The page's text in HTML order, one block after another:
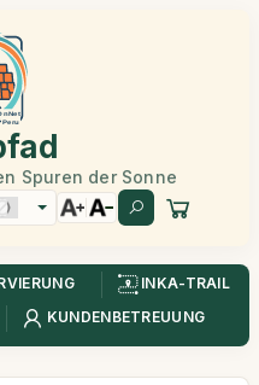
Spuren der Sonne
INKA-TRAIL
KUNDENBETREUUNG